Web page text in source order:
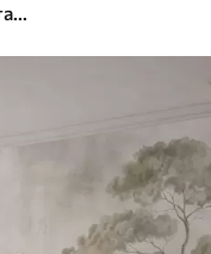
Апстрактни палмини листови, имитација слике